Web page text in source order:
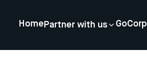
Home Partner with us GoCorp